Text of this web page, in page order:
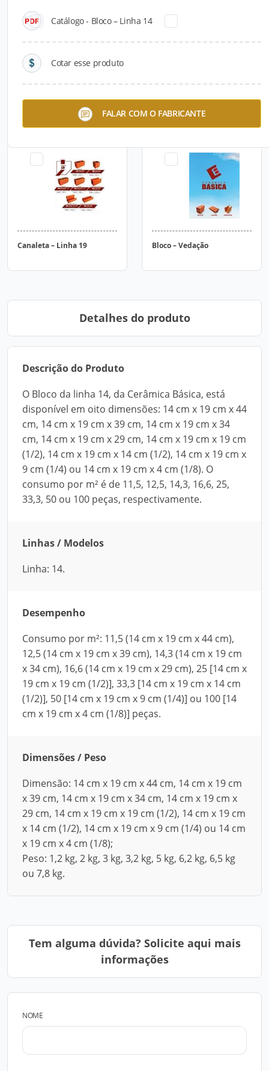
Catálogo - Bloco – Linha 14
Cotar esse produto
FALAR COM O FABRICANTE
Canaleta – Linha 14
Canaleta – Linha 19 Bloco – Vedação
Detalhes do produto
Descrição do Produto
O Bloco da linha 14, da Cerâmica Básica, está
disponível em oito dimensões: 14 cm x 19 cm x 44
cm, 14 cm x 19 cm x 39 cm, 14 cm x 19 cm x 34
cm, 14 cm x 19 cm x 29 cm, 14 cm x 19 cm x 19 cm
(1/2), 14 cm x 19 cm x 14 cm (1/2), 14 cm x 19 cm x
9 cm (1/4) ou 14 cm x 19 cm x 4 cm (1/8). O
consumo por m² é de 11,5, 12,5, 14,3, 16,6, 25,
33,3, 50 ou 100 peças, respectivamente.
Linhas / Modelos
Linha: 14.
Desempenho
Consumo por m²: 11,5 (14 cm x 19 cm x 44 cm),
12,5 (14 cm x 19 cm x 39 cm), 14,3 (14 cm x 19 cm
x 34 cm), 16,6 (14 cm x 19 cm x 29 cm), 25 [14 cm x
19 cm x 19 cm (1/2)], 33,3 [14 cm x 19 cm x 14 cm
(1/2)], 50 [14 cm x 19 cm x 9 cm (1/4)] ou 100 [14
cm x 19 cm x 4 cm (1/8)] peças.
Dimensões / Peso
Dimensão: 14 cm x 19 cm x 44 cm, 14 cm x 19 cm
x 39 cm, 14 cm x 19 cm x 34 cm, 14 cm x 19 cm x
29 cm, 14 cm x 19 cm x 19 cm (1/2), 14 cm x 19 cm
x 14 cm (1/2), 14 cm x 19 cm x 9 cm (1/4) ou 14 cm
x 19 cm x 4 cm (1/8);
Peso: 1,2 kg, 2 kg, 3 kg, 3,2 kg, 5 kg, 6,2 kg, 6,5 kg
ou 7,8 kg.
Tem alguma dúvida? Solicite aqui mais
informações
NOME